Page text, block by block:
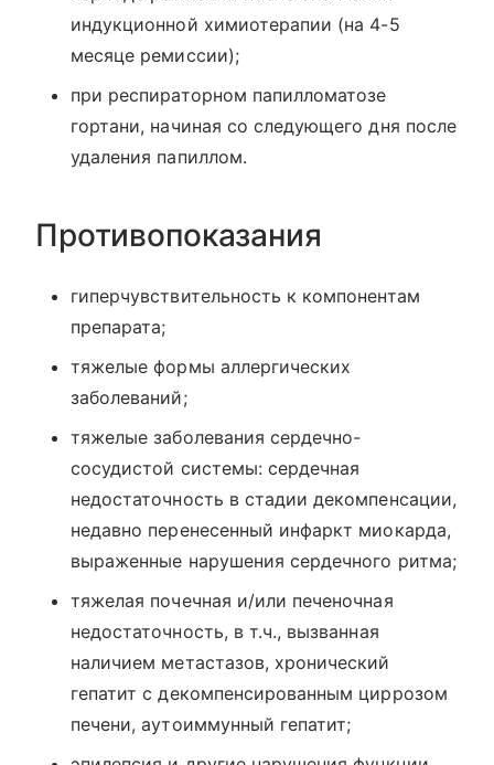
индукционной химиотерапии (на 4-5
месяце ремиссии);
при респираторном папилломатозе
гортани, начиная со следующего дня после
удаления папиллом.
Противопоказания
гиперчувствительность к компонентам
препарата;
тяжелые формы аллергических
заболеваний;
тяжелые заболевания сердечно-
сосудистой системы: сердечная
недостаточность в стадии декомпенсации,
недавно перенесенный инфаркт миокарда,
выраженные нарушения сердечного ритма;
тяжелая почечная и/или печеночная
недостаточность, в т.ч., вызванная
наличием метастазов, хронический
гепатит с декомпенсированным циррозом
печени, аутоиммунный гепатит;